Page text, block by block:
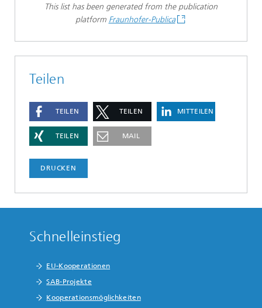
This list has been generated from the publication
platform Fraunhofer-Publica
Teilen
TEILEN TEILEN MITTEILEN
TEILEN MAIL
DRUCKEN
Schnelleinstieg
EU-Kooperationen
SAB-Projekte
Kooperationsmöglichkeiten